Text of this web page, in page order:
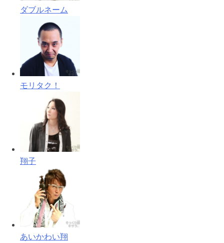
ダブルネーム
モリタク！
翔子
あいかわい翔